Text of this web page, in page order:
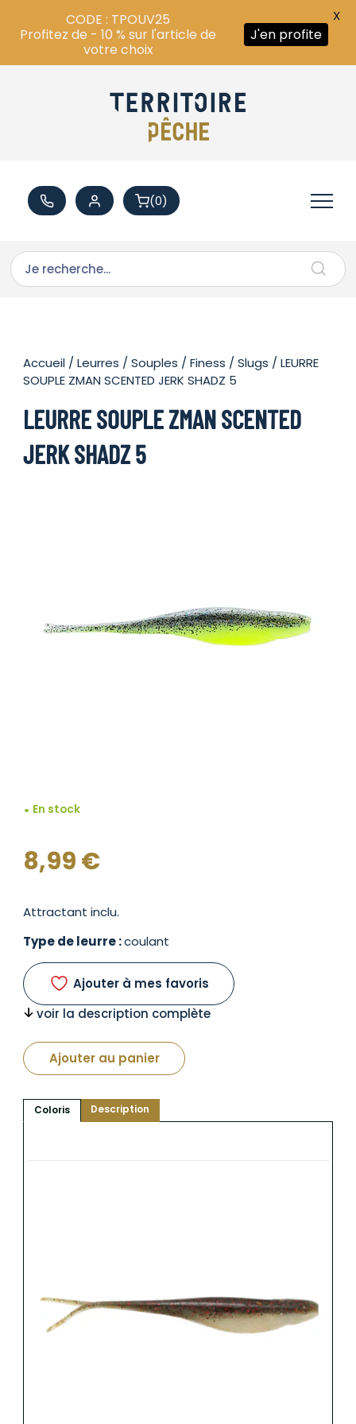
(0)
Accueil /Leurres /Souples /Finess / Slugs / LEURRE
SOUPLE ZMAN SCENTED JERK SHADZ 5
LEURRE SOUPLE ZMAN SCENTED
JERK SHADZ 5
En stock
8,99€
Attractant inclu.
Type de leurre :coulant
Ajouter à mes favoris
voir la description complète
Ajouter au panier
Coloris Description
CODE : TPOUV25
Profitez de - 10 % sur l'article de
votre choix
J'en profite
X